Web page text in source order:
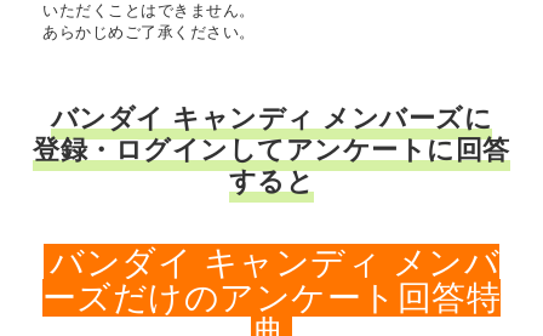
いただくことはできません。
あらかじめご了承ください。
バンダイ キャンディ メンバーズに
登録・ログインしてアンケートに回答
すると
バンダイ キャンディ メンバ
ーズだけのアンケート回答特